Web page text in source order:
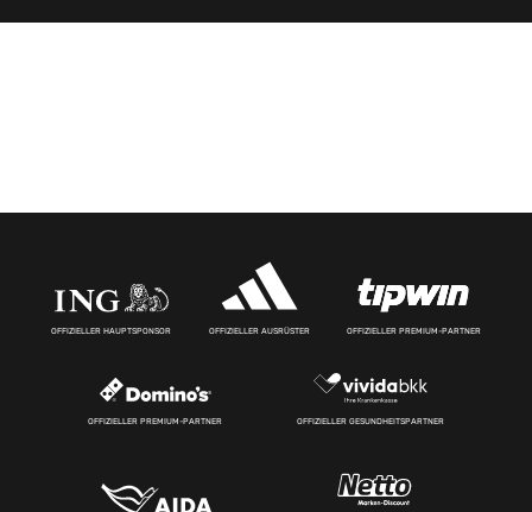
OFFIZIELLER HAUPTSPONSOR OFFIZIELLER AUSRÜSTER OFFIZIELLER PREMIUM-PARTNER
OFFIZIELLER PREMIUM-PARTNER OFFIZIELLER GESUNDHEITSPARTNER